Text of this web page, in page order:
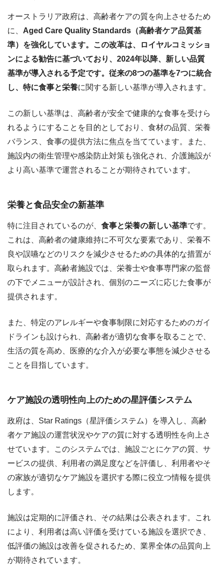
オーストラリア政府は、高齢者ケアの質を向上させるため
に、 Aged Care Quality Standards（高齢者ケア品質基
準）を強化しています。この改革は、ロイヤルコミッショ
ンによる勧告に基づいており、2024年以降、新しい品質
基準が導入される予定です。従来の8つの基準を7つに統合
し、特に食事と栄養に関する新しい基準が導入されます。
この新しい基準は、高齢者が安全で健康的な食事を受けら
れるようにすることを目的としており、食材の品質、栄養
バランス、食事の提供方法に焦点を当てています。また、
施設内の衛生管理や感染防止対策も強化され、介護施設が
より高い基準で運営されることが期待されています。
栄養と食品安全の新基準
特に注目されているのが、 食事と栄養の新しい基準です。
これは、高齢者の健康維持に不可欠な要素であり、栄養不
良や誤嚥などのリスクを減少させるための具体的な措置が
取られます。高齢者施設では、栄養士や食事専門家の監督
の下でメニューが設計され、個別のニーズに応じた食事が
提供されます。
また、特定のアレルギーや食事制限に対応するためのガイ
ドラインも設けられ、高齢者が適切な食事を取ることで、
生活の質を高め、医療的な介入が必要な事態を減少させる
ことを目指しています。
ケア施設の透明性向上のための星評価システム
政府は、Star Ratings（星評価システム）を導入し、高齢
者ケア施設の運営状況やケアの質に対する透明性を向上さ
せています。このシステムでは、施設ごとにケアの質、サ
ービスの提供、利用者の満足度などを評価し、利用者やそ
の家族が適切なケア施設を選択する際に役立つ情報を提供
します。
施設は定期的に評価され、その結果は公表されます。これ
により、利用者は高い評価を受けている施設を選択でき、
低評価の施設は改善を促されるため、業界全体の品質向上
が期待されています。